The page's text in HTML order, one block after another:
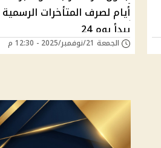
أيام لصرف المتأخرات
يبدأ يوم 24
الجمعة 21/نوفمبر/2025 - 12:30 م